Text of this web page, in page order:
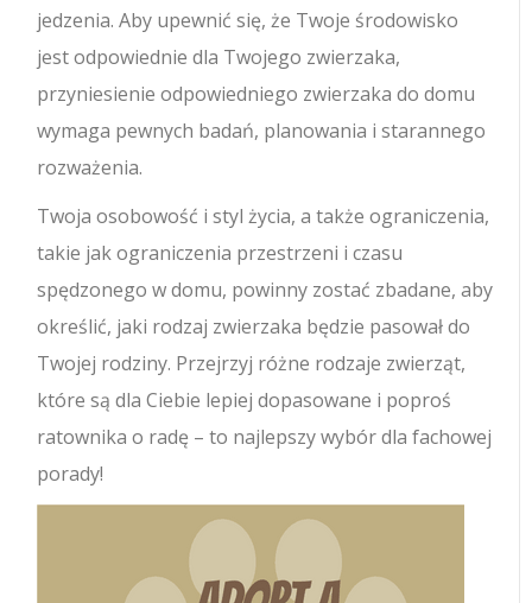
jedzenia. Aby upewnić się, że Twoje środowisko
jest odpowiednie dla Twojego zwierzaka,
przyniesienie odpowiedniego zwierzaka do domu
wymaga pewnych badań, planowania i starannego
rozważenia.
Twoja osobowość i styl życia, a także ograniczenia,
takie jak ograniczenia przestrzeni i czasu
spędzonego w domu, powinny zostać zbadane, aby
określić, jaki rodzaj zwierzaka będzie pasował do
Twojej rodziny. Przejrzyj różne rodzaje zwierząt,
które są dla Ciebie lepiej dopasowane i poproś
ratownika o radę – to najlepszy wybór dla fachowej
porady!